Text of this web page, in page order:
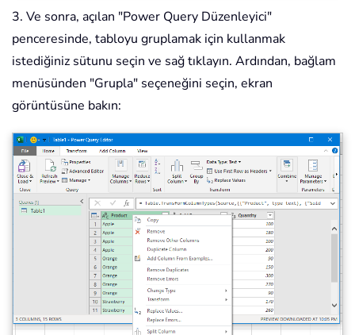
3. Ve sonra, açılan "Power Query Düzenleyici"
penceresinde, tabloyu gruplamak için kullanmak
istediğiniz sütunu seçin ve sağ tıklayın. Ardından, bağlam
menüsünden "Grupla" seçeneğini seçin, ekran
görüntüsüne bakın: